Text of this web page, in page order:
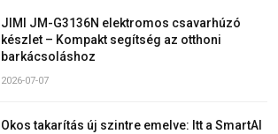
JIMI JM-G3136N elektromos csavarhúzó
készlet – Kompakt segítség az otthoni
barkácsoláshoz
2026-07-07
Okos takarítás új szintre emelve: Itt a SmartAI